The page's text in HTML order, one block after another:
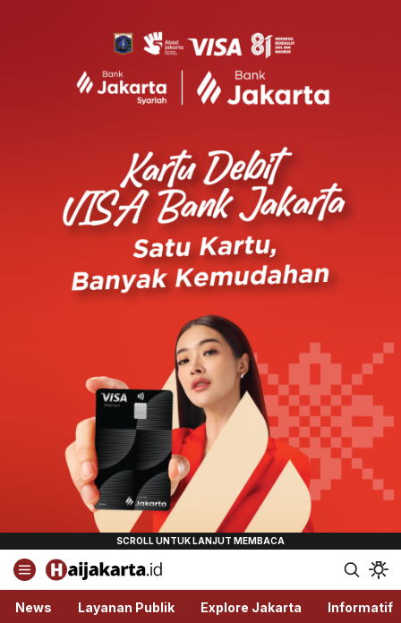
Haijakarta.id
Semua Tentang Jakarta Ada Disini!
News Layanan Publik Explore Jakarta Informatif